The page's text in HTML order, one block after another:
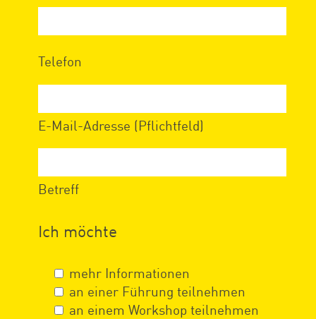
Telefon
E-Mail-Adresse (Pflichtfeld)
Betreff
Ich möchte
mehr Informationen
an einer Führung teilnehmen
an einem Workshop teilnehmen